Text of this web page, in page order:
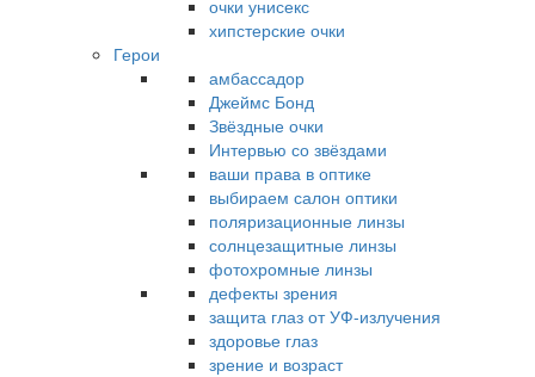
очки унисекс
хипстерские очки
Герои
амбассадор
Джеймс Бонд
Звёздные очки
Интервью со звёздами
ваши права в оптике
выбираем салон оптики
поляризационные линзы
солнцезащитные линзы
фотохромные линзы
дефекты зрения
защита глаз от УФ-излучения
здоровье глаз
зрение и возраст